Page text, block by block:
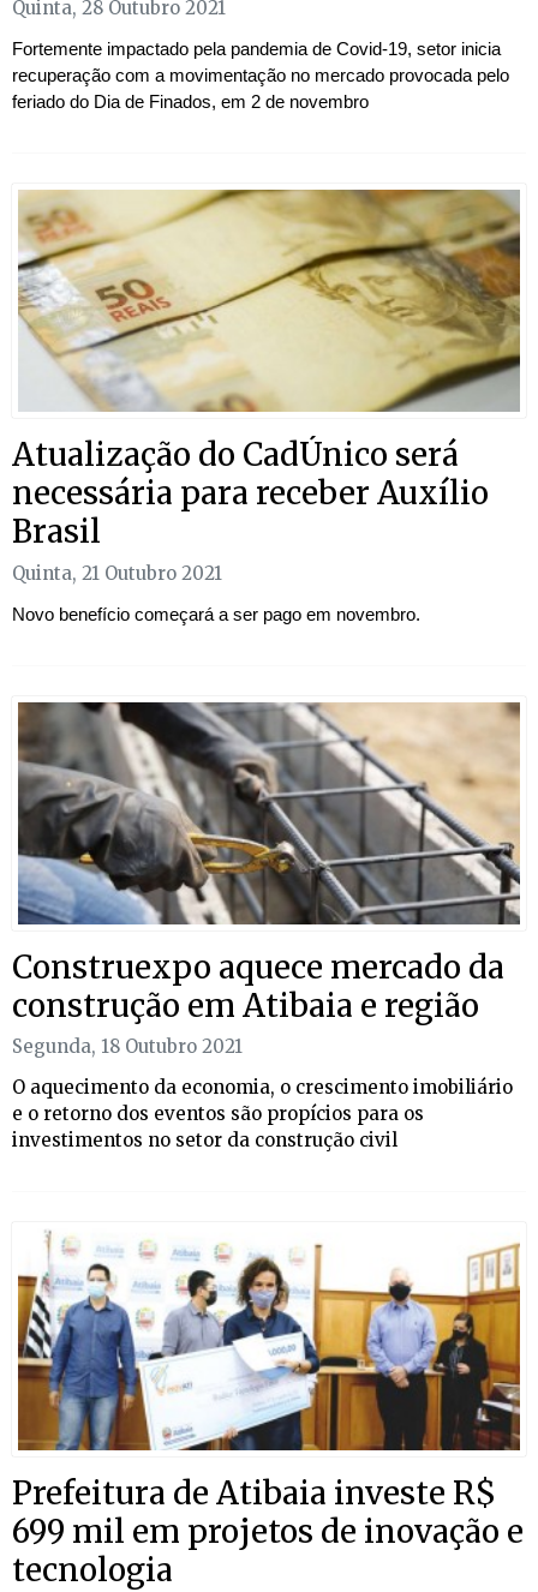
Quinta, 28 Outubro 2021
Fortemente impactado pela pandemia de Covid-19, setor inicia
recuperação com a movimentação no mercado provocada pelo
feriado do Dia de Finados, em 2 de novembro
Atualização do CadÚnico será
necessária para receber Auxílio
Brasil
Quinta, 21 Outubro 2021
Novo benefício começará a ser pago em novembro.
Construexpo aquece mercado da
construção em Atibaia e região
Segunda, 18 Outubro 2021
O aquecimento da economia, o crescimento imobiliário
e o retorno dos eventos são propícios para os
investimentos no setor da construção civil
Prefeitura de Atibaia investe R$
699 mil em projetos de inovação e
tecnologia